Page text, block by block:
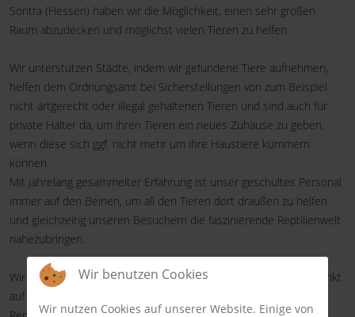
Sontra (Hessen) haben wir die Möglichkeit, einen sehr großen
Raum abzudecken und möglichst vielen Tieren zu helfen.
Wir unterstützen Städte, indem wir gefundene Tiere aufnehmen,
helfen dem Ordnungsamt bei Sicherstellungen von zum Beispiel
nicht artgerecht oder illegal gehaltenen Tieren und sind auch für
private Halter da, um ihren Tieren ein neues Zuhause zu geben,
wenn diese sich ggf. nicht mehr um ihre Haustiere kümmern
können.
Mit jahrelang gesammelter Erfahrung ist unser geschultes Personal
immer auf den Beinen, um all den Tieren dort draußen zu helfen
und gleichzeitig unseren Besuchern die faszinierende Reptilienwelt
nahezubringen.
Wir sind eine der wenigen Auffangstationen, die ihren Schwerpunkt
auf folgende Arten gelegt hat:
Wir benutzen Cookies
Wir nutzen Cookies auf unserer Website. Einige von